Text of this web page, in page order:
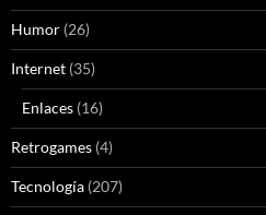
Humor (26)
Internet (35)
Enlaces (16)
Retrogames (4)
Tecnología (207)